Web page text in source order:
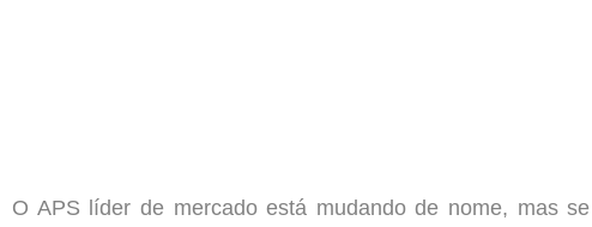
O APS líder de mercado está mudando de nome, mas